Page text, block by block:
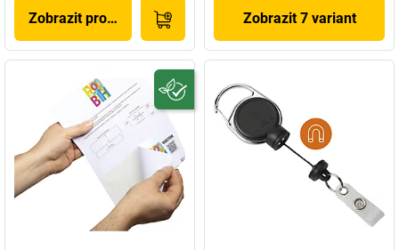
Zobrazit produkt Zobrazit 7 variant